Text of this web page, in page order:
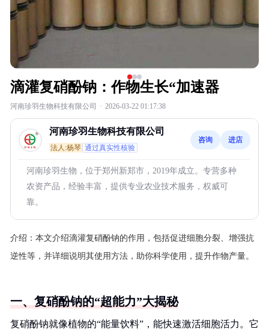
滴灌复硝酚钠：作物生长“加速器
河南珍羽生物科技有限公司 · 2026-03-22 01:17:38
河南珍羽生物科技有限公司
法人:杨琴 通过真实性核验
咨询 进店
河南珍羽生物，位于郑州新郑市，2019年成立。专营多种
农资产品，经验丰富，提供专业农业技术服务，权威可
靠。
介绍： 本文介绍滴灌复硝酚钠的作用，包括促进细胞分裂、增强抗
逆性等，并详细说明其使用方法，助你科学使用，提升作物产量。
一、复硝酚钠的“超能力”大揭秘
复硝酚钠就像植物的“能量饮料”，能快速激活细胞活力。它